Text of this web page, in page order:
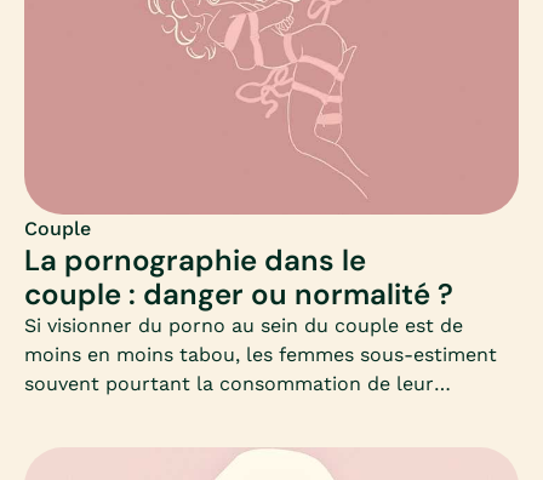
personnelles et/ou interpersonnelles que l’on peut
vivre au sein du couple, chaque approche n’aura pas
la même efficacité.Définition d’une thérapie de
couple, approches possibles, quand et qui
Couple
La pornographie dans le
couple : danger ou normalité ?
Si visionner du porno au sein du couple est de
moins en moins tabou, les femmes sous-estiment
souvent pourtant la consommation de leur
tabou ? »).Entre honte, plaisir solitaire ou